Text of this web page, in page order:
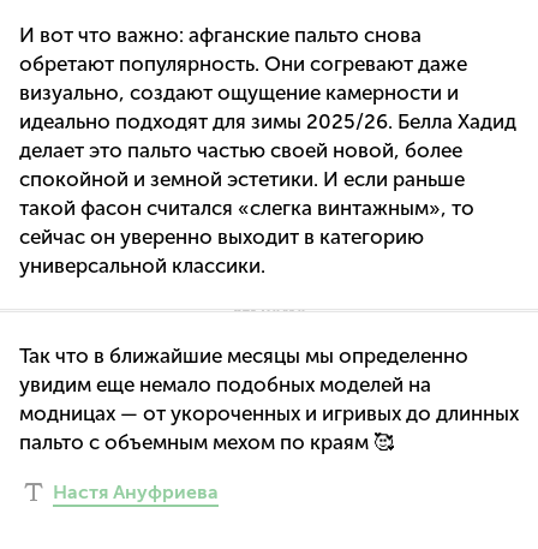
И вот что важно: афганские пальто снова
обретают популярность. Они согревают даже
визуально, создают ощущение камерности и
идеально подходят для зимы 2025/26. Белла Хадид
делает это пальто частью своей новой, более
спокойной и земной эстетики. И если раньше
такой фасон считался «слегка винтажным», то
сейчас он уверенно выходит в категорию
универсальной классики.
Так что в ближайшие месяцы мы определенно
увидим еще немало подобных моделей на
модницах — от укороченных и игривых до длинных
пальто с объемным мехом по краям 🥰
Настя Ануфриева